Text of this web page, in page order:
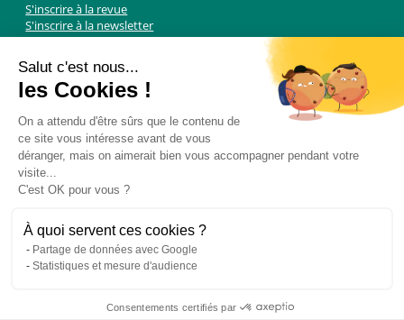
S'inscrire à la revue
S'inscrire à la newsletter
TikTok
NOUS CONTACTER
Les Chiens Guides d'aveugles - FFAC
71 rue de Bagnolet, 75020 Paris
01 44 64 89 89
Formulaire de contact
Pour les demandes presse, contactez Martin Kolle :
martin.kolle@lobbycom.fr
06 89 70 17 51
Les Chiens Guides d'Aveugles- Tous droits réservés
Salut c'est nous...
les Cookies !
On a attendu d'être sûrs que le contenu de
ce site vous intéresse avant de vous
déranger, mais on aimerait bien vous accompagner pendant votre
visite...
C'est OK pour vous ?
À quoi servent ces cookies ?
Partage de données avec Google
Statistiques et mesure d'audience
Consentements certifiés par